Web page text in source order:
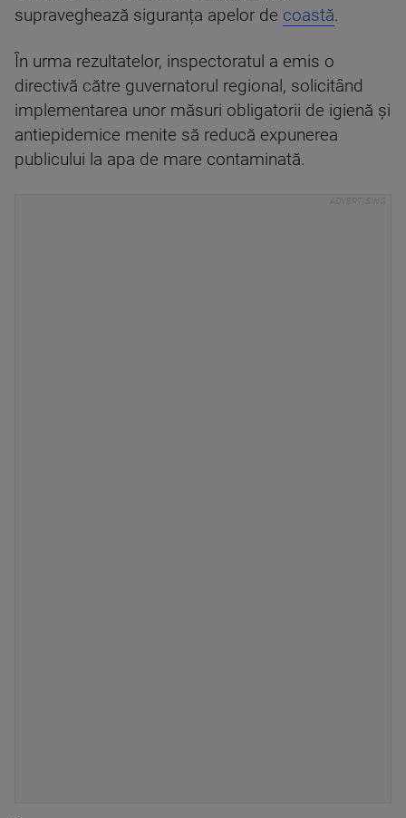
supraveghează siguranța apelor de coastă.
În urma rezultatelor, inspectoratul a emis o
directivă către guvernatorul regional, solicitând
implementarea unor măsuri obligatorii de igienă și
antiepidemice menite să reducă expunerea
publicului la apa de mare contaminată.